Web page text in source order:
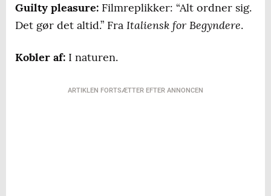
Guilty pleasure: Filmreplikker: “Alt ordner sig.
Det gør det altid.” Fra Italiensk for Begyndere.
Kobler af: I naturen.
ARTIKLEN FORTSÆTTER EFTER ANNONCEN